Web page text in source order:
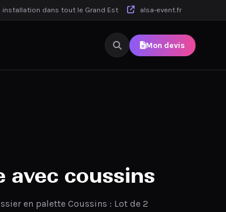
installation dans tout le Grand Est alsa-event.fr
Mon devis
avec coussins
en palette Coussins : Lot de 2